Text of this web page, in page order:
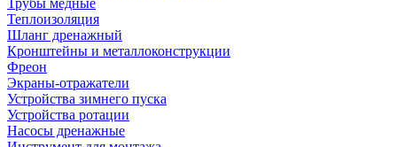
Трубы медные
Теплоизоляция
Шланг дренажный
Кронштейны и металлоконструкции
Фреон
Экраны-отражатели
Устройства зимнего пуска
Устройства ротации
Насосы дренажные